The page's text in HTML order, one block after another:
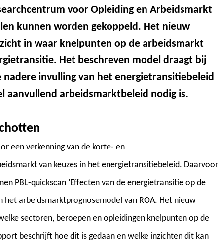
voor Opleiding en Arbeidsmarkt
kunnen worden gekoppeld. Het nieuw
in waar knelpunten op de arbeidsmarkt
Het beschreven model draagt bij
nadere invulling van het energietransitiebeleid
aanvullend arbeidsmarktbeleid nodig is.
een verkenning van de korte- en
van keuzes in het energietransitiebeleid. Daarvoor
PBL-quickscan ‘Effecten van de energietransitie op de
het arbeidsmarktprognosemodel van ROA. Het nieuw
sectoren, beroepen en opleidingen knelpunten op de
beschrijft hoe dit is gedaan en welke inzichten dit kan